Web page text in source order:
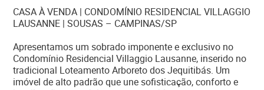
CASA À VENDA | CONDOMÍNIO RESIDENCIAL VILLAGGIO
LAUSANNE | SOUSAS – CAMPINAS/SP
Apresentamos um sobrado imponente e exclusivo no
Condomínio Residencial Villaggio Lausanne, inserido no
tradicional Loteamento Arboreto dos Jequitibás. Um
imóvel de alto padrão que une sofisticação, conforto e